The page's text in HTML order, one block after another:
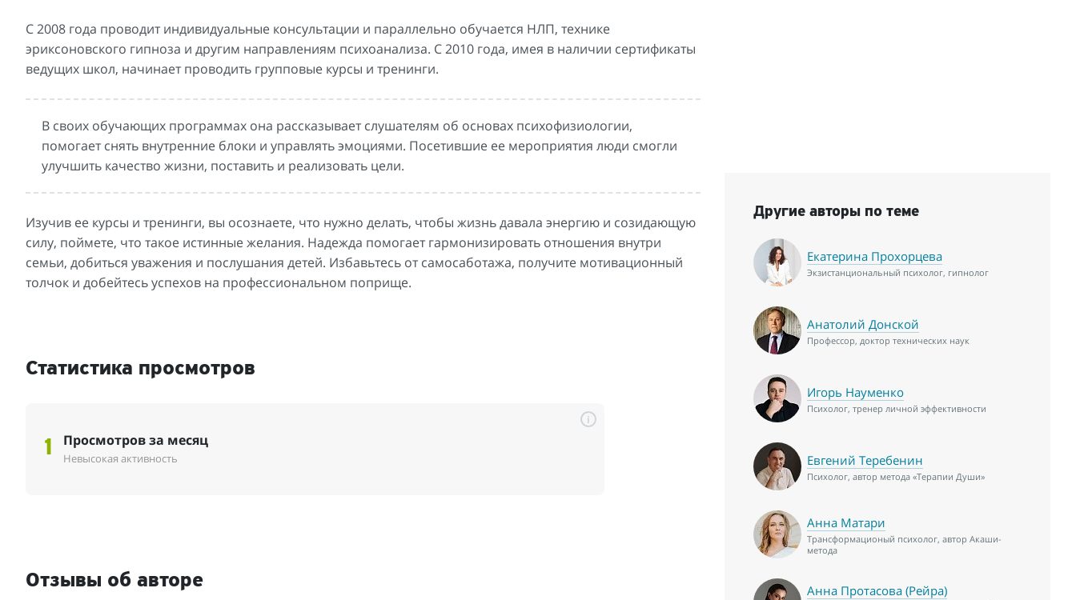
С 2008 года проводит индивидуальные консультации и параллельно обучается НЛП, технике
эриксоновского гипноза и другим направлениям психоанализа. С 2010 года, имея в наличии сертификаты
ведущих школ, начинает проводить групповые курсы и тренинги.
В своих обучающих программах она рассказывает слушателям об основах психофизиологии,
помогает снять внутренние блоки и управлять эмоциями. Посетившие ее мероприятия люди смогли
улучшить качество жизни, поставить и реализовать цели.
Изучив ее курсы и тренинги, вы осознаете, что нужно делать, чтобы жизнь давала энергию и созидающую
силу, поймете, что такое истинные желания. Надежда помогает гармонизировать отношения внутри
семьи, добиться уважения и послушания детей. Избавьтесь от самосаботажа, получите мотивационный
толчок и добейтесь успехов на профессиональном поприще.
Статистика просмотров
1 Просмотров за месяц
Невысокая активность
i
Отзывы об авторе
Другие авторы по теме
Екатерина Прохорцева
Экзистанциональный психолог, гипнолог
Анатолий Донской
Профессор, доктор технических наук
Игорь Науменко
Психолог, тренер личной эффективности
Евгений Теребенин
Психолог, автор метода «Терапии Души»
Анна Матари
Трансформационый психолог, автор Акаши-
метода
Анна Протасова (Рейра)